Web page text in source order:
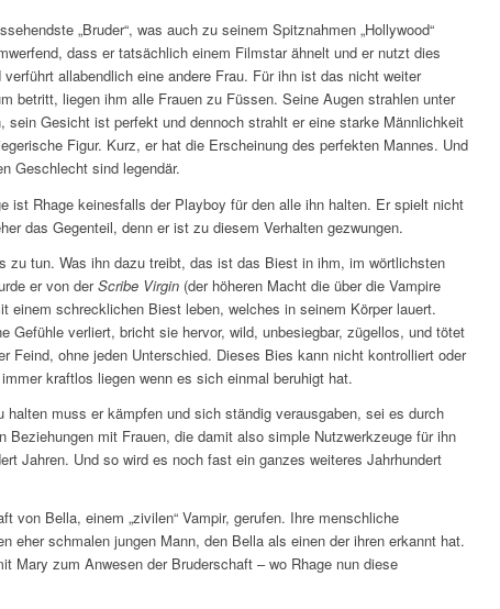
„Bruder“, was auch zu seinem Spitznahmen „Hollywood“
dass er tatsächlich einem Filmstar ähnelt und er nutzt dies
allabendlich eine andere Frau. Für ihn ist das nicht weiter
betritt, liegen ihm alle Frauen zu Füssen. Seine Augen strahlen unter
sein Gesicht ist perfekt und dennoch strahlt er eine starke Männlichkeit
Figur. Kurz, er hat die Erscheinung des perfekten Mannes. Und
Geschlecht sind legendär.
ist Rhage keinesfalls der Playboy für den alle ihn halten. Er spielt nicht
das Gegenteil, denn er ist zu diesem Verhalten gezwungen.
zu tun. Was ihn dazu treibt, das ist das Biest in ihm, im wörtlichsten
er von derScribe Virgin (der höheren Macht die über die Vampire
einem schrecklichen Biest leben, welches in seinem Körper lauert.
Gefühle verliert, bricht sie hervor, wild, unbesiegbar, zügellos, und tötet
Feind, ohne jeden Unterschied. Dieses Bies kann nicht kontrolliert oder
kraftlos liegen wenn es sich einmal beruhigt hat.
halten muss er kämpfen und sich ständig verausgaben, sei es durch
Beziehungen mit Frauen, die damit also simple Nutzwerkzeuge für ihn
Jahren. Und so wird es noch fast ein ganzes weiteres Jahrhundert
von Bella, einem „zivilen“ Vampir, gerufen. Ihre menschliche
eher schmalen jungen Mann, den Bella als einen der ihren erkannt hat.
Mary zum Anwesen der Bruderschaft – wo Rhage nun diese